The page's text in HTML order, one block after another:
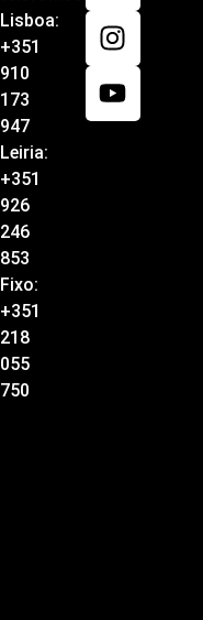
Lisboa:
+351
910
173
947
Leiria:
+351
926
246
853
Fixo:
+351
218
055
750